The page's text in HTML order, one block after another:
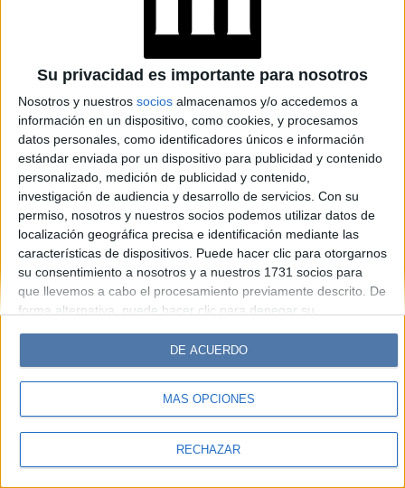
Su privacidad es importante para nosotros
Nosotros y nuestros socios almacenamos y/o accedemos a
información en un dispositivo, como cookies, y procesamos
datos personales, como identificadores únicos e información
estándar enviada por un dispositivo para publicidad y contenido
personalizado, medición de publicidad y contenido,
investigación de audiencia y desarrollo de servicios. Con su
permiso, nosotros y nuestros socios podemos utilizar datos de
localización geográfica precisa e identificación mediante las
características de dispositivos. Puede hacer clic para otorgarnos
su consentimiento a nosotros y a nuestros 1731 socios para
que llevemos a cabo el procesamiento previamente descrito. De
forma alternativa, puede hacer clic para denegar su
cambiar sus preferencias antes de otorgar su consentimiento.
Tenga en cuenta que algún procesamiento de sus datos
personales puede no requerir de su consentimiento, pero usted
tiene el derecho de rechazar tal procesamiento. Sus
sus preferencias o retirar su consentimiento en cualquier
MÁS OPCIONES
RECHAZAR
DE ACUERDO
Caras Noticias
Weekend Parabrisas
Look
Luz Mía Lunateen Break BATimes
© Perfil.com 2006-2019 - Todos los derechos reservados
Registro de Propiedad Intelectual: Nro. 5346433